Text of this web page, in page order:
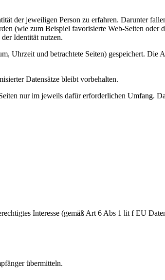
der jeweiligen Person zu erfahren. Darunter
(wie zum Beispiel favorisierte Web-Seiten oder
Identität nutzen.
Uhrzeit und betrachtete Seiten) gespeichert. Die
Datensätze bleibt vorbehalten.
nur im jeweils dafür erforderlichen Umfang.
Interesse (gemäß Art 6 Abs 1 lit f EU
übermitteln.